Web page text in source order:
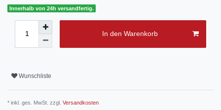
Innerhalb von 24h versandfertig.
In den Warenkorb
Wunschliste
* inkl. ges. MwSt. zzgl. Versandkosten